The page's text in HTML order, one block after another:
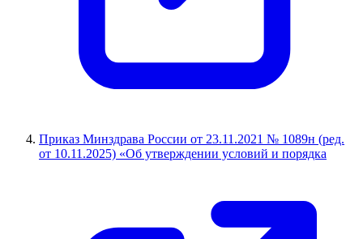
Приказ Минздрава России от 23.11.2021 № 1089н (ред.
от 10.11.2025) «Об утверждении условий и порядка